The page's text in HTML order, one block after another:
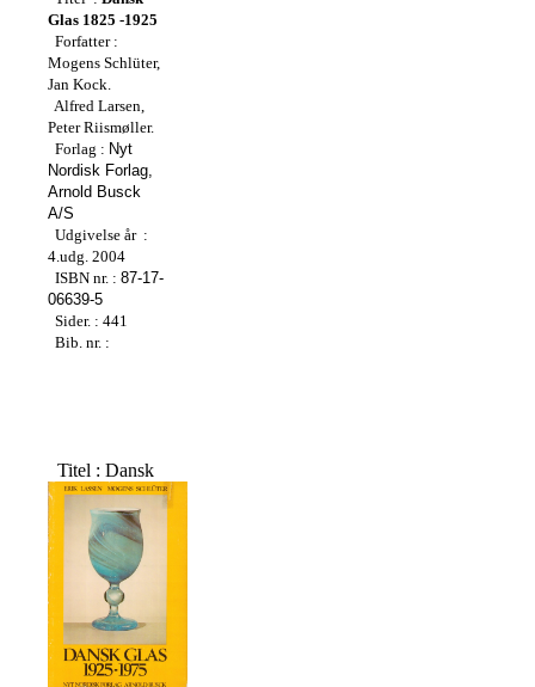
Glas 1825 -1925
Forfatter :
Mogens Schlüter,
Jan Kock.
Alfred Larsen,
Peter Riismøller.
Forlag : Nyt
Nordisk Forlag,
Arnold Busck
A/S
Udgivelse år :
4.udg. 2004
ISBN nr. : 87-17-
06639-5
Sider. : 441
Bib. nr. :
Titel : Dansk